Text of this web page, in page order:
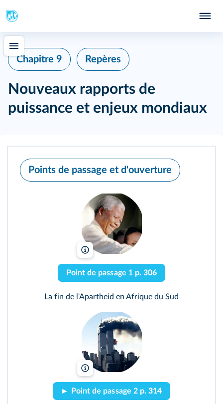
Chapitre 9 Repères
Nouveaux rapports de
puissance et enjeux mondiaux
Points de passage et d'ouverture
Walter Dhladhla/AFP
Point de passage 1p. 306
La fin de l'Apartheid en Afrique du Sud
Masatomo Kuriya/Getty
► Point de passage 2 p. 314